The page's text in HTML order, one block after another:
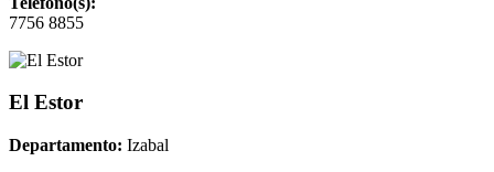
7756 8855
El Estor
Departamento: Izabal